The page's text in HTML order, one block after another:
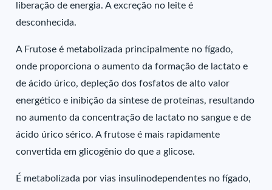
liberação de energia. A excreção no leite é
desconhecida.
A Frutose é metabolizada principalmente no fígado,
onde proporciona o aumento da formação de lactato e
de ácido úrico, depleção dos fosfatos de alto valor
energético e inibição da síntese de proteínas, resultando
no aumento da concentração de lactato no sangue e de
ácido úrico sérico. A frutose é mais rapidamente
convertida em glicogênio do que a glicose.
É metabolizada por vias insulinodependentes no fígado,